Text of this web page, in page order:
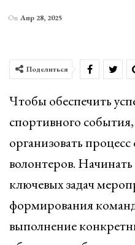
On Апр 28, 2025
Поделиться
Чтобы обеспечить
спортивного
организовать
волонтеров.
ключевых задач
формирования
выполнение